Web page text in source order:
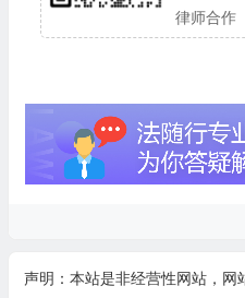
律师合作
声明：本站是非经营性网站，网